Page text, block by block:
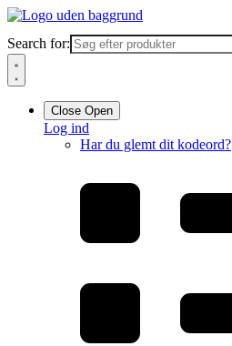
Videre
indhold
Search for:
Close Open
Log ind
Har du glemt dit kodeord?